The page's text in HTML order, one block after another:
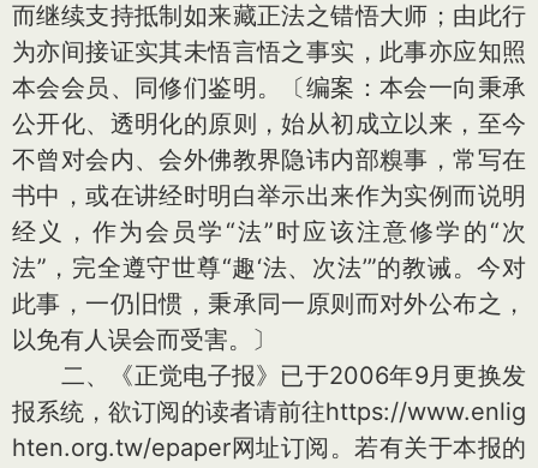
而继续支持抵制如来藏正法之错悟大师；由此行
为亦间接证实其未悟言悟之事实，此事亦应知照
本会会员、同修们鉴明。〔编案：本会一向秉承
公开化、透明化的原则，始从初成立以来，至今
不曾对会内、会外佛教界隐讳内部糗事，常写在
书中，或在讲经时明白举示出来作为实例而说明
经义，作为会员学“法”时应该注意修学的“次
法”，完全遵守世尊“趣‘法、次法’”的教诫。今对
此事，一仍旧惯，秉承同一原则而对外公布之，
以免有人误会而受害。〕
二、《正觉电子报》已于2006年9月更换发
报系统，欲订阅的读者请前往https://www.enlig
hten.org.tw/epaper网址订阅。若有关于本报的